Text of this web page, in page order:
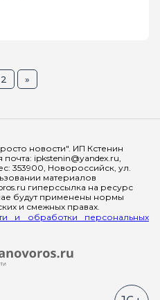
2 »
новости". ИП Кстенин
ipkstenin@yandex.ru,
353900, Новороссийск, ул.
материалов
гиперссылка на ресурс
будут применены нормы
и смежных правах.
и обработки персональных